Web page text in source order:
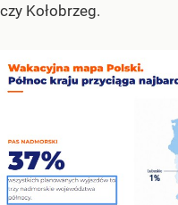
czy Kołobrzeg.